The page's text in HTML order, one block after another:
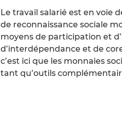
Le travail salarié est en voie
de reconnaissance sociale
moyens de participation et
d’interdépendance et de
c’est ici que les monnaies
tant qu’outils